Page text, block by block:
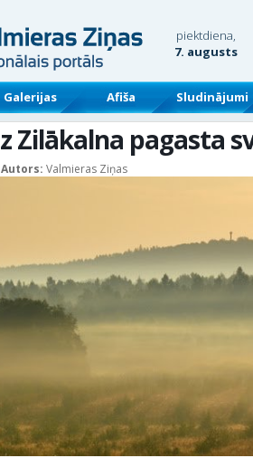
piektdiena,
7. augusts
Galerijas Afiša Sludinājumi
Zilākalna pagasta
Autors: Valmieras Ziņas